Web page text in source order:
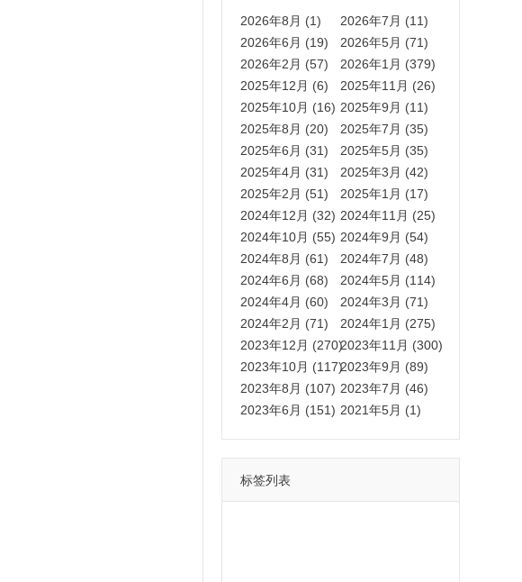
2026年8月 (1)
2026年7月 (11)
2026年6月 (19)
2026年5月 (71)
2026年2月 (57)
2026年1月 (379)
2025年12月 (6)
2025年11月 (26)
2025年10月 (16) 2025年9月 (11)
2025年8月 (20)
2025年7月 (35)
2025年6月 (31)
2025年5月 (35)
2025年4月 (31)
2025年3月 (42)
2025年2月 (51)
2025年1月 (17)
2024年12月 (32) 2024年11月 (25)
2024年10月 (55) 2024年9月 (54)
2024年8月 (61)
2024年7月 (48)
2024年6月 (68)
2024年5月 (114)
2024年4月 (60)
2024年3月 (71)
2024年2月 (71)
2024年1月 (275)
2023年12月 (270)2023年11月 (300)
2023年10月 (117)2023年9月 (89)
2023年8月 (107) 2023年7月 (46)
2023年6月 (151) 2021年5月 (1)
标签列表